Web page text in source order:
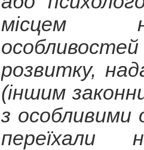
місцем
розвитку,
(іншим
з особливими
переїхали